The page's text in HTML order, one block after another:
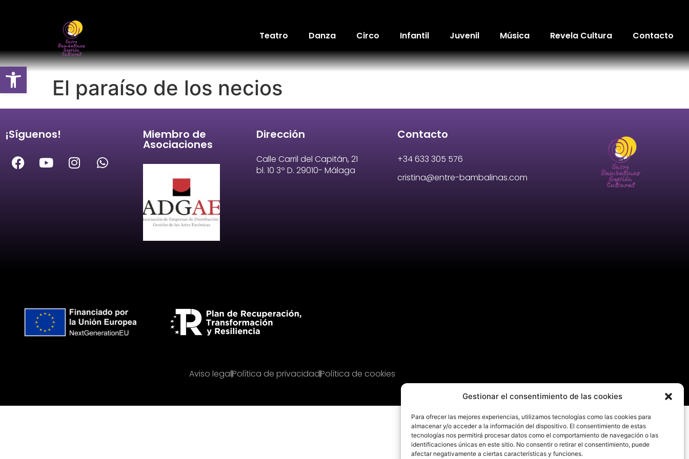
Abrir barra de herramientas
Gestionar el consentimiento de las cookies
Para ofrecer las mejores experiencias, utilizamos tecnologías como las cookies para
almacenar y/o acceder a la información del dispositivo. El consentimiento de estas
tecnologías nos permitirá procesar datos como el comportamiento de navegación o las
identificaciones únicas en este sitio. No consentir o retirar el consentimiento, puede
afectar negativamente a ciertas características y funciones.
Teatro Danza Circo Infantil Juvenil Música Revela Cultura Contacto
El paraíso de los necios
¡Síguenos! Miembro de
Asociaciones
Dirección
Calle Carril del Capitán, 21
bl. 10 3º D. 29010- Málaga
Contacto
+34 633 305 576
cristina@entre-bambalinas.com
Aviso legalPolítica de privacidadPolítica de cookies